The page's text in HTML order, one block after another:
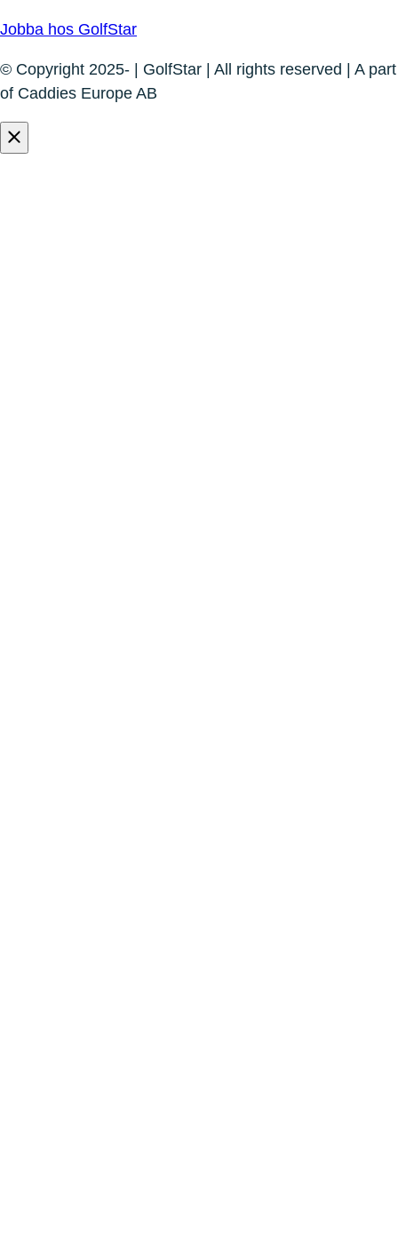
Jobba hos GolfStar
© Copyright 2025- | GolfStar | All rights reserved | A part
of Caddies Europe AB